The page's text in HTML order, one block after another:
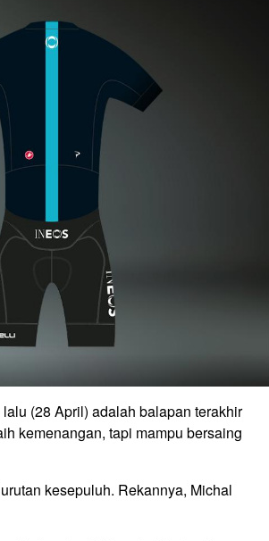
(28 April) adalah balapan terakhir
kemenangan, tapi mampu bersaing
kesepuluh. Rekannya, Michal